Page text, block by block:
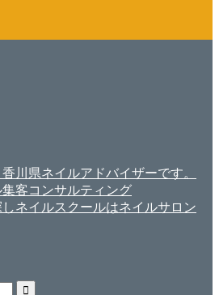
川県ネイルアドバイザーです。
客コンサルティング
ネイルスクールはネイルサロン